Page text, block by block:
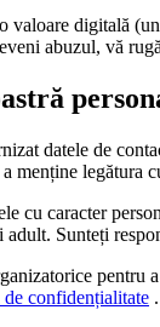
valoare digitală
abuzul, vă
datele de
menține legătura
cu caracter
adult. Sunteți
pentru
de confidențialitate .